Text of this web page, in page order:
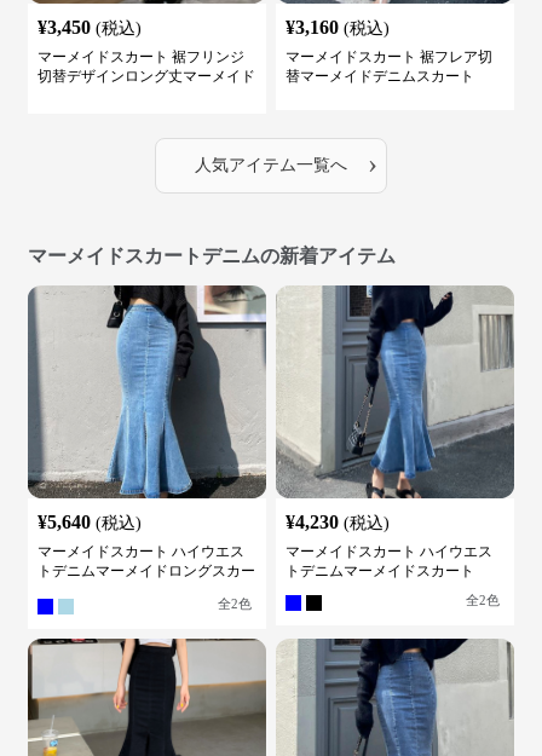
¥3,450 (税込)
マーメイドスカート 裾フリンジ
切替デザインロング丈マーメイド
¥3,160 (税込)
マーメイドスカート 裾フレア切
替マーメイドデニムスカート
人気アイテム一覧へ ›
マーメイドスカートデニムの新着アイテム
¥5,640 (税込)
マーメイドスカート ハイウエス
トデニムマーメイドロングスカー
全2色
¥4,230 (税込)
マーメイドスカート ハイウエス
トデニムマーメイドスカート
全2色